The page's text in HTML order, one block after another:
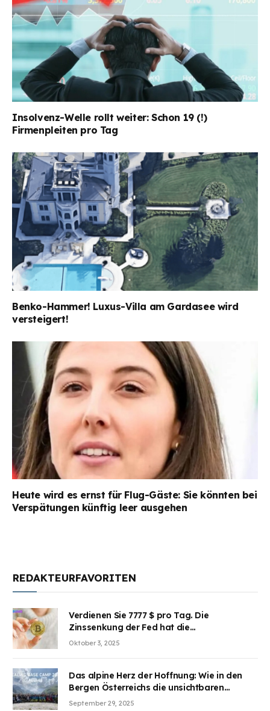
Insolvenz-Welle rollt weiter: Schon 19 (!)
Firmenpleiten pro Tag
Benko-Hammer! Luxus-Villa am Gardasee wird
versteigert!
Heute wird es ernst für Flug-Gäste: Sie könnten bei
Verspätungen künftig leer ausgehen
REDAKTEURFAVORITEN
Verdienen Sie 7777 $ pro Tag. Die
Zinssenkung der Fed hat die
Aufmerksamkeit des Marktes erregt.
Oktober 3, 2025
Das alpine Herz der Hoffnung: Wie in den
Bergen Österreichs die unsichtbaren
Wunden des Kriegesheilen
September 29, 2025